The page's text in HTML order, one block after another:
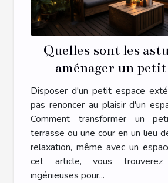
Quelles sont les
aménager un petit
extérieur en une
?
Disposer d'un petit espace
pas renoncer au plaisir d'un
Comment transformer un
terrasse ou une cour en un lieu
relaxation, même avec un
cet article, vous
ingénieuses pour...